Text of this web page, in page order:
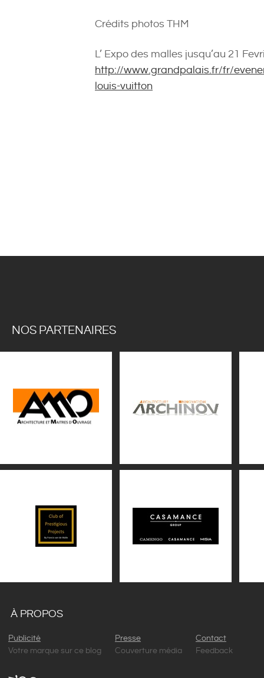
Crédits photos THM
L’ Expo des malles jusqu’au 21
http://www.grandpalais.fr/fr/
louis-vuitton
NOS PARTENAIRES
À PROPOS
Publicité
Votre marque sur ce blog
Presse
Couverture média
Contact
Feedback